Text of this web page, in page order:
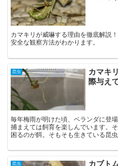
カマキリが威嚇する理由を徹底解説
安全な観察方法がわかります。
昆虫
カマキ
際与え
毎年梅雨が明けた頃、ベランダに登
捕まえては飼育を楽しんでいます。
困るのが餌。そもそも生きている昆
昆虫
カブト